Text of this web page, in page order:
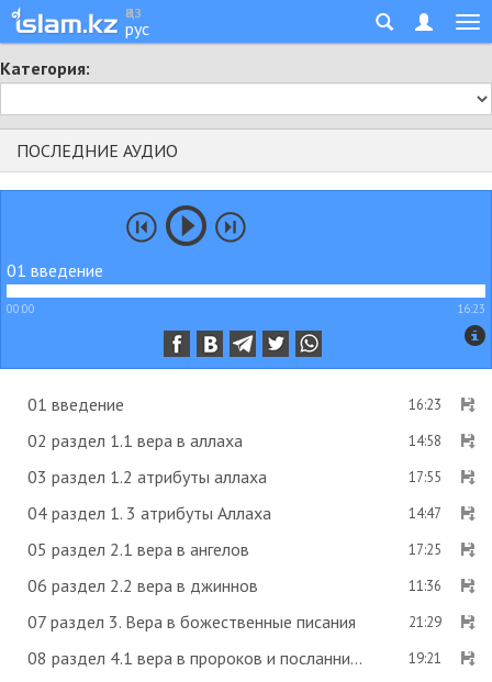
қаз
рус
Категория:
ПОСЛЕДНИЕ АУДИО
01 введение
00:00 16:23
01 введение 16:23
02 раздел 1.1 вера в аллаха 14:58
03 раздел 1.2 атрибуты аллаха 17:55
04 раздел 1. 3 атрибуты Аллаха 14:47
05 раздел 2.1 вера в ангелов 17:25
06 раздел 2.2 вера в джиннов 11:36
07 раздел 3. Вера в божественные писания 21:29
08 раздел 4.1 вера в пророков и посланников 19:21